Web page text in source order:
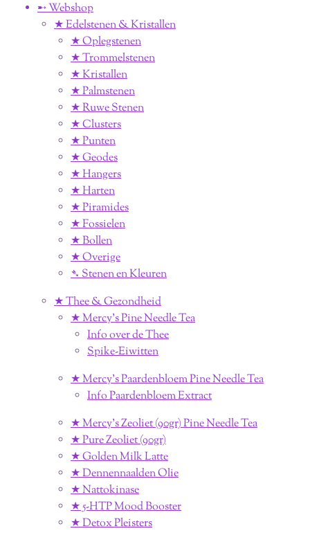
➸ Webshop
★ Edelstenen & Kristallen
★ Oplegstenen
★ Trommelstenen
★ Kristallen
★ Palmstenen
★ Ruwe Stenen
★ Clusters
★ Punten
★ Geodes
★ Hangers
★ Harten
★ Piramides
★ Fossielen
★ Bollen
★ Overige
➴ Stenen en Kleuren
★ Thee & Gezondheid
★ Mercy's Pine Needle Tea
Info over de Thee
Spike-Eiwitten
★ Mercy's Paardenbloem Pine Needle Tea
Info Paardenbloem Extract
★ Mercy's Zeoliet (90gr) Pine Needle Tea
★ Pure Zeoliet (90gr)
★ Golden Milk Latte
★ Dennennaalden Olie
★ Nattokinase
★ 5-HTP Mood Booster
★ Detox Pleisters